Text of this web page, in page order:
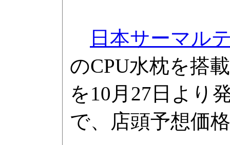
日本サーマル
のCPU水枕を搭
を10月27日より
で、店頭予想価